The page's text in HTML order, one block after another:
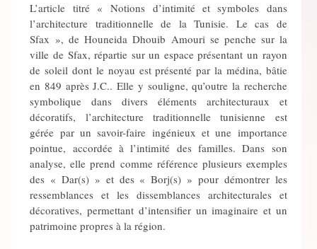
L’article titré « Notions d’intimité et symboles dans
l’architecture traditionnelle de la Tunisie. Le cas de
Sfax », de Houneida Dhouib Amouri se penche sur la
ville de Sfax, répartie sur un espace présentant un rayon
de soleil dont le noyau est présenté par la médina, bâtie
en 849 après J.C.. Elle y souligne, qu’outre la recherche
symbolique dans divers éléments architecturaux et
décoratifs, l’architecture traditionnelle tunisienne est
gérée par un savoir-faire ingénieux et une importance
pointue, accordée à l’intimité des familles. Dans son
analyse, elle prend comme référence plusieurs exemples
des « Dar(s) » et des « Borj(s) » pour démontrer les
ressemblances et les dissemblances architecturales et
décoratives, permettant d’intensifier un imaginaire et un
patrimoine propres à la région.